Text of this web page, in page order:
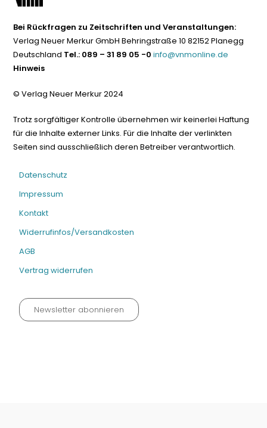
Bei Rückfragen zu Zeitschriften und Veranstaltungen:
Verlag Neuer Merkur GmbH Behringstraße 10 82152 Planegg
Deutschland Tel.: 089 – 31 89 05 -0 info@vnmonline.de
Hinweis
© Verlag Neuer Merkur 2024
Trotz sorgfältiger Kontrolle übernehmen wir keinerlei Haftung
für die Inhalte externer Links. Für die Inhalte der verlinkten
Seiten sind ausschließlich deren Betreiber verantwortlich.
Datenschutz
Impressum
Kontakt
Widerrufinfos/Versandkosten
AGB
Vertrag widerrufen
Newsletter abonnieren